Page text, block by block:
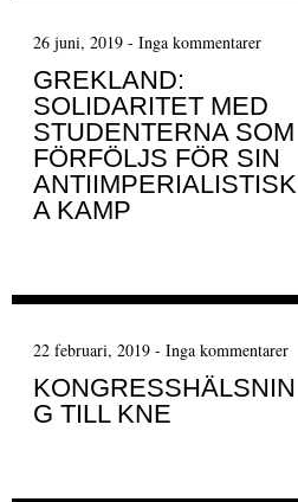
26 juni, 2019 - Inga kommentarer
GREKLAND:
SOLIDARITET MED
STUDENTERNA SOM
FÖRFÖLJS FÖR SIN
ANTIIMPERIALISTISK
A KAMP
22 februari, 2019 - Inga kommentarer
KONGRESSHÄLSNIN
G TILL KNE